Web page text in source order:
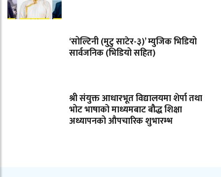
‘सोल्टिनी (मुटु साटेर-३)’ म्युजिक भिडियो
सार्वजनिक (भिडियो सहित)
श्री संयुक्त आधारभूत विद्यालयमा शेर्पा तथा
भोट भाषाको माध्यमबाट बौद्ध शिक्षा
अध्यापनको औपचारिक शुभारम्भ